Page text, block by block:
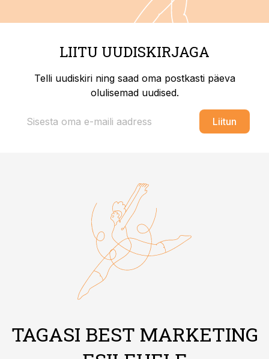
LIITU UUDISKIRJAGA
Telli uudiskiri ning saad oma postkasti päeva
olulisemad uudised.
Liitun
TAGASI BEST MARKETING